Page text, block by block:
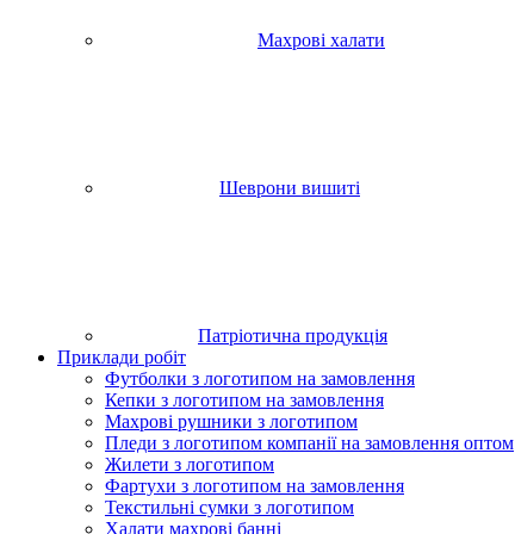
Махрові халати
Шеврони вишиті
Патріотична продукція
Приклади робіт
Футболки з логотипом на замовлення
Кепки з логотипом на замовлення
Махрові рушники з логотипом
Пледи з логотипом компанії на замовлення оптом
Жилети з логотипом
Фартухи з логотипом на замовлення
Текстильні сумки з логотипом
Халати махрові банні